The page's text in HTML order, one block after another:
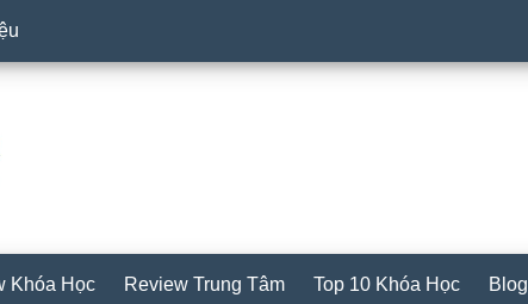
Khóa Học Review Trung Tâm Top 10 Khóa Học Blog